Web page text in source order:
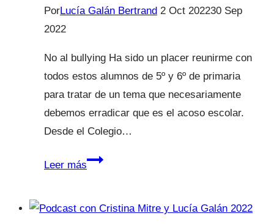
tú?
a
tus
hijos?
PorLucía Galán Bertrand 2 Oct 202230 Sep
2022
No al bullying Ha sido un placer reunirme con
todos estos alumnos de 5º y 6º de primaria
para tratar de un tema que necesariamente
debemos erradicar que es el acoso escolar.
Desde el Colegio…
Leer másDi
bullying